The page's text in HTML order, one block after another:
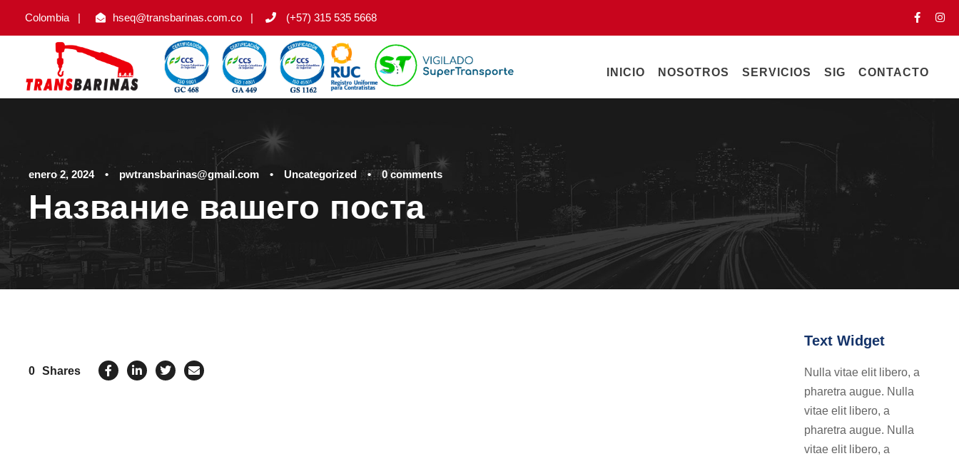
Colombia | hseq@transbarinas.com.co | (+57) 315 535 5668
INICIO NOSOTROS SERVICIOS SIG CONTACTO
enero 2, 2024 • pwtransbarinas@gmail.com • Uncategorized • 0 comments
Название вашего поста
0 Shares
Text Widget
Nulla vitae elit libero, a
pharetra augue. Nulla
vitae elit libero, a
pharetra augue. Nulla
vitae elit libero, a